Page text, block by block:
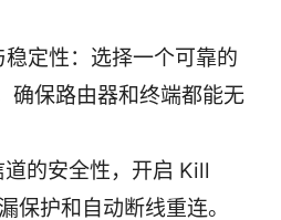
定性：选择一个可靠的
确保路由器和终端都能无
的安全性，开启 Kill
保护和自动断线重连。